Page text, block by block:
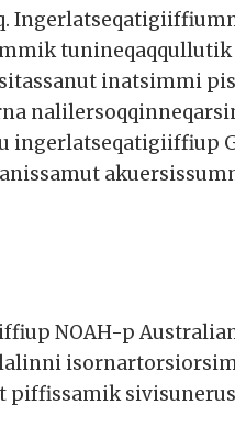
inatsimmi
NOAH-p
piffissamik